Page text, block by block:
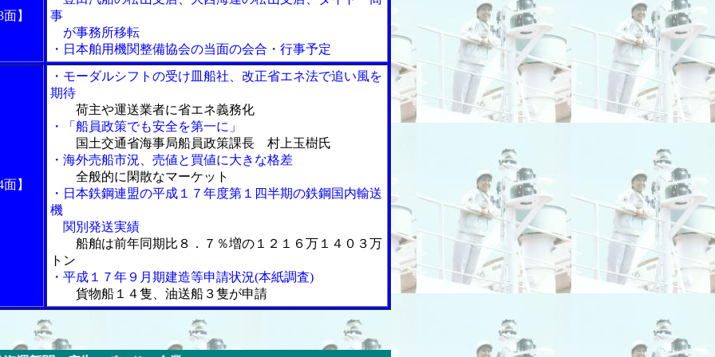
】
事
が事務所移転
・日本舶用機関整備協会の当面の会合・行事予定
】
・モーダルシフトの受け皿船社、改正省エネ法で追い風を
期待
荷主や運送業者に省エネ義務化
・「船員政策でも安全を第一に」
国土交通省海事局船員政策課長 村上玉樹氏
・海外売船市況、売値と買値に大きな格差
全般的に閑散なマーケット
・日本鉄鋼連盟の平成１７年度第１四半期の鉄鋼国内輸送
機
関別発送実績
船舶は前年同期比８．７％増の１２１６万１４０３万
トン
・平成１７年９月期建造等申請状況(本紙調査)
貨物船１４隻、油送船３隻が申請